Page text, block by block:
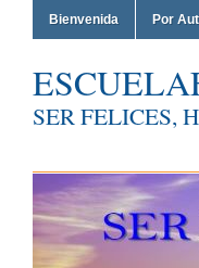
Bienvenida Por
SER FELICES,